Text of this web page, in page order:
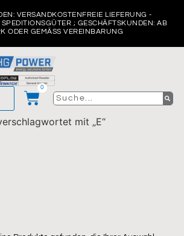
VERSANDKOSTENFREIE LIEFERUNG -
; GESCHÄFTSKUNDEN: AB
ODER GEMÄSS VEREINBARUNG
0
mit „E“